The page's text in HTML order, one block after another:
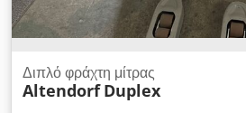
Διπλό φράχτη μίτρας
Altendorf Duplex